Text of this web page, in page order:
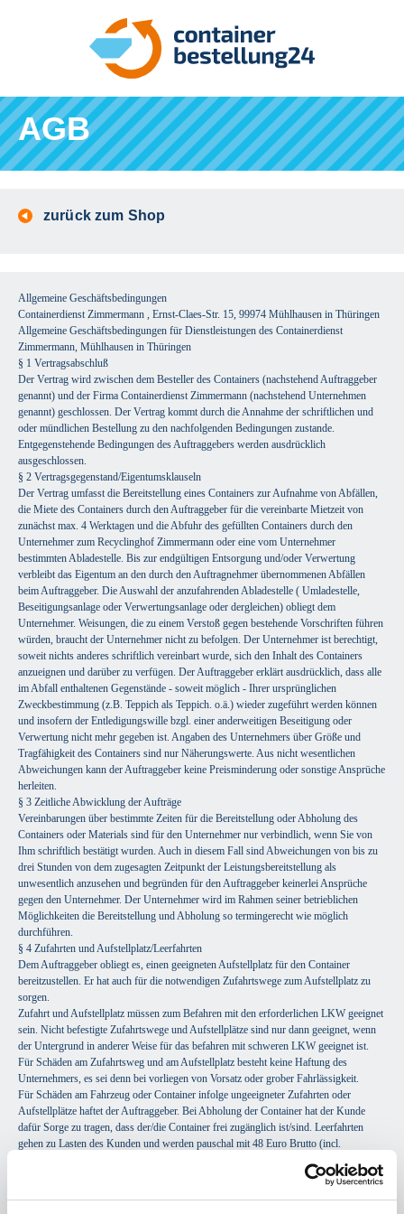
AGB
zurück zum Shop
Allgemeine Geschäftsbedingungen
Containerdienst Zimmermann , Ernst-Claes-Str. 15, 99974 Mühlhausen in Thüringen
Allgemeine Geschäftsbedingungen für Dienstleistungen des Containerdienst
Zimmermann, Mühlhausen in Thüringen
§ 1 Vertragsabschluß
Der Vertrag wird zwischen dem Besteller des Containers (nachstehend Auftraggeber
genannt) und der Firma Containerdienst Zimmermann (nachstehend Unternehmen
genannt) geschlossen. Der Vertrag kommt durch die Annahme der schriftlichen und
oder mündlichen Bestellung zu den nachfolgenden Bedingungen zustande.
Entgegenstehende Bedingungen des Auftraggebers werden ausdrücklich
ausgeschlossen.
§ 2 Vertragsgegenstand/Eigentumsklauseln
Der Vertrag umfasst die Bereitstellung eines Containers zur Aufnahme von Abfällen,
die Miete des Containers durch den Auftraggeber für die vereinbarte Mietzeit von
zunächst max. 4 Werktagen und die Abfuhr des gefüllten Containers durch den
Unternehmer zum Recyclinghof Zimmermann oder eine vom Unternehmer
bestimmten Abladestelle. Bis zur endgültigen Entsorgung und/oder Verwertung
verbleibt das Eigentum an den durch den Auftragnehmer übernommenen Abfällen
beim Auftraggeber. Die Auswahl der anzufahrenden Abladestelle ( Umladestelle,
Beseitigungsanlage oder Verwertungsanlage oder dergleichen) obliegt dem
Unternehmer. Weisungen, die zu einem Verstoß gegen bestehende Vorschriften führen
würden, braucht der Unternehmer nicht zu befolgen. Der Unternehmer ist berechtigt,
soweit nichts anderes schriftlich vereinbart wurde, sich den Inhalt des Containers
anzueignen und darüber zu verfügen. Der Auftraggeber erklärt ausdrücklich, dass alle
im Abfall enthaltenen Gegenstände - soweit möglich - Ihrer ursprünglichen
Zweckbestimmung (z.B. Teppich als Teppich. o.ä.) wieder zugeführt werden können
und insofern der Entledigungswille bzgl. einer anderweitigen Beseitigung oder
Verwertung nicht mehr gegeben ist. Angaben des Unternehmers über Größe und
Tragfähigkeit des Containers sind nur Näherungswerte. Aus nicht wesentlichen
Abweichungen kann der Auftraggeber keine Preisminderung oder sonstige Ansprüche
herleiten.
§ 3 Zeitliche Abwicklung der Aufträge
Vereinbarungen über bestimmte Zeiten für die Bereitstellung oder Abholung des
Containers oder Materials sind für den Unternehmer nur verbindlich, wenn Sie von
Ihm schriftlich bestätigt wurden. Auch in diesem Fall sind Abweichungen von bis zu
drei Stunden von dem zugesagten Zeitpunkt der Leistungsbereitstellung als
unwesentlich anzusehen und begründen für den Auftraggeber keinerlei Ansprüche
gegen den Unternehmer. Der Unternehmer wird im Rahmen seiner betrieblichen
Möglichkeiten die Bereitstellung und Abholung so termingerecht wie möglich
durchführen.
§ 4 Zufahrten und Aufstellplatz/Leerfahrten
Dem Auftraggeber obliegt es, einen geeigneten Aufstellplatz für den Container
bereitzustellen. Er hat auch für die notwendigen Zufahrtswege zum Aufstellplatz zu
sorgen.
Zufahrt und Aufstellplatz müssen zum Befahren mit den erforderlichen LKW geeignet
sein. Nicht befestigte Zufahrtswege und Aufstellplätze sind nur dann geeignet, wenn
der Untergrund in anderer Weise für das befahren mit schweren LKW geeignet ist.
Für Schäden am Zufahrtsweg und am Aufstellplatz besteht keine Haftung des
Unternehmers, es sei denn bei vorliegen von Vorsatz oder grober Fahrlässigkeit.
Für Schäden am Fahrzeug oder Container infolge ungeeigneter Zufahrten oder
Aufstellplätze haftet der Auftraggeber. Bei Abholung der Container hat der Kunde
dafür Sorge zu tragen, dass der/die Container frei zugänglich ist/sind. Leerfahrten
gehen zu Lasten des Kunden und werden pauschal mit 48 Euro Brutto (incl.